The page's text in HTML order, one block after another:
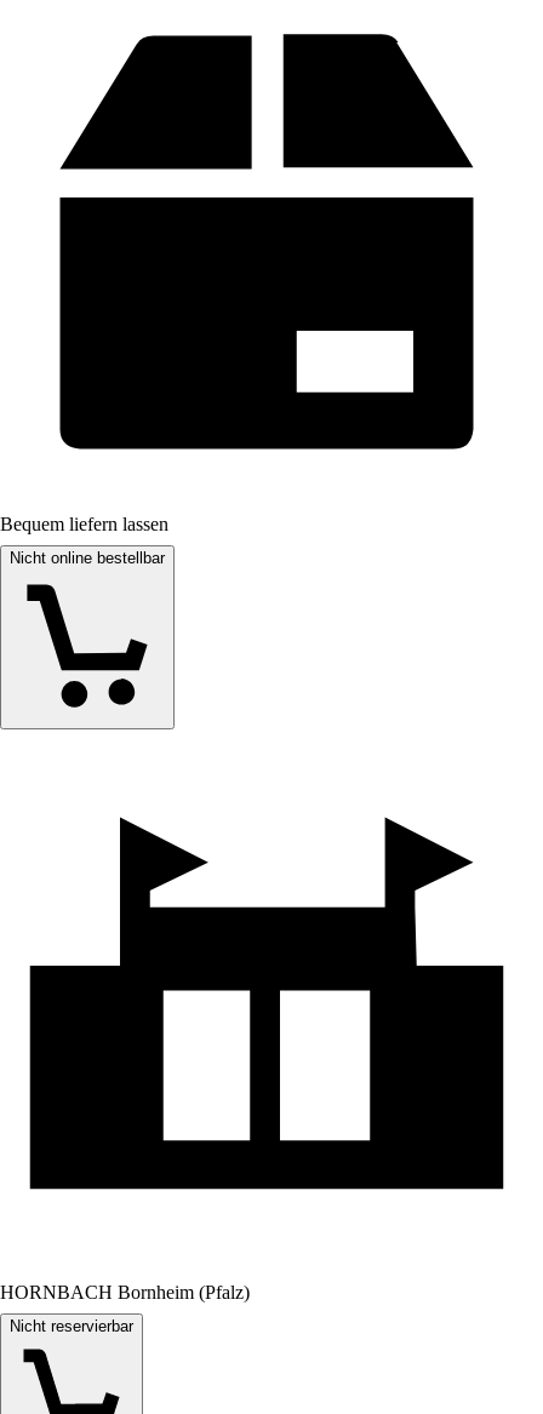
Bequem liefern lassen
Nicht online bestellbar
HORNBACH Bornheim (Pfalz)
Nicht reservierbar